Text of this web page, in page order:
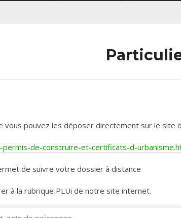
vous pouvez les déposer directement sur le site
de-construire-et-certificats-d-
de suivre votre dossier à distance
à la rubrique PLUi de notre site internet.